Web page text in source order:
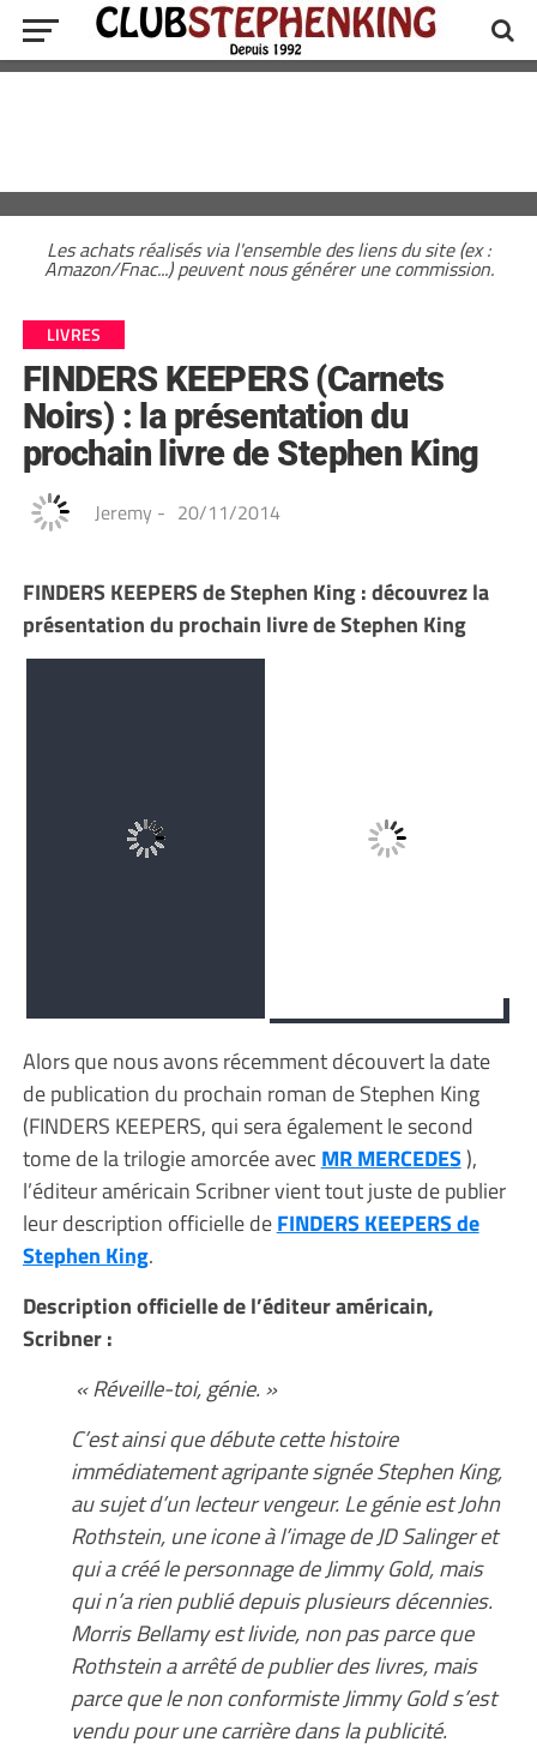
Les achats réalisés via l'ensemble des liens du site (ex :
Amazon/Fnac...) peuvent nous générer une commission.
LIVRES
FINDERS KEEPERS (Carnets
Noirs) : la présentation du
prochain livre de Stephen King
Jeremy - 20/11/2014
FINDERS KEEPERS de Stephen King : découvrez la
présentation du prochain livre de Stephen King
Alors que nous avons récemment découvert la date
de publication du prochain roman de Stephen King
(FINDERS KEEPERS, qui sera également le second
tome de la trilogie amorcée avec MR MERCEDES),
l’éditeur américain Scribner vient tout juste de publier
leur description officielle deFINDERS KEEPERS de
Stephen King.
Description officielle de l’éditeur américain,
Scribner :
« Réveille-toi, génie. »
C’est ainsi que débute cette histoire
immédiatement agripante signée Stephen King,
au sujet d’un lecteur vengeur. Le génie est John
Rothstein, une icone à l’image de JD Salinger et
qui a créé le personnage de Jimmy Gold, mais
qui n’a rien publié depuis plusieurs décennies.
Morris Bellamy est livide, non pas parce que
Rothstein a arrêté de publier des livres, mais
parce que le non conformiste Jimmy Gold s’est
vendu pour une carrière dans la publicité.